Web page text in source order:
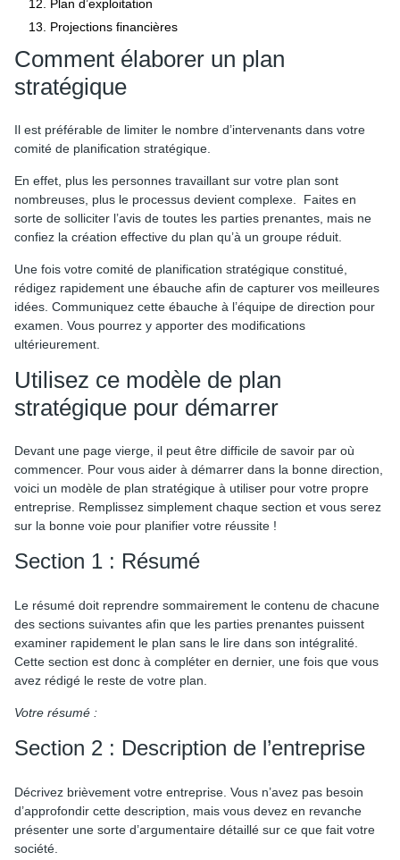
Plan d’exploitation
Projections financières
Comment élaborer un plan
stratégique
Il est préférable de limiter le nombre d’intervenants dans votre
comité de planification stratégique.
En effet, plus les personnes travaillant sur votre plan sont
nombreuses, plus le processus devient complexe. Faites en
sorte de solliciter l’avis de toutes les parties prenantes, mais ne
confiez la création effective du plan qu’à un groupe réduit.
Une fois votre comité de planification stratégique constitué,
rédigez rapidement une ébauche afin de capturer vos meilleures
idées. Communiquez cette ébauche à l’équipe de direction pour
examen. Vous pourrez y apporter des modifications
ultérieurement.
Utilisez ce modèle de plan
stratégique pour démarrer
Devant une page vierge, il peut être difficile de savoir par où
commencer. Pour vous aider à démarrer dans la bonne direction,
voici un modèle de plan stratégique à utiliser pour votre propre
entreprise. Remplissez simplement chaque section et vous serez
sur la bonne voie pour planifier votre réussite !
Section 1 : Résumé
Le résumé doit reprendre sommairement le contenu de chacune
des sections suivantes afin que les parties prenantes puissent
examiner rapidement le plan sans le lire dans son intégralité.
Cette section est donc à compléter en dernier, une fois que vous
avez rédigé le reste de votre plan.
Votre résumé :
Section 2 : Description de l’entreprise
Décrivez brièvement votre entreprise. Vous n’avez pas besoin
d’approfondir cette description, mais vous devez en revanche
présenter une sorte d’argumentaire détaillé sur ce que fait votre
société.